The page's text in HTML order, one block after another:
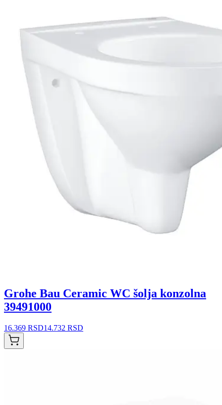
Grohe Bau Ceramic WC šolja konzolna
39491000
16.369 RSD14.732 RSD